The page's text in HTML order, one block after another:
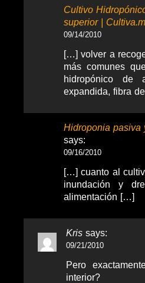
Cultivo
superior |
09/14/2010
[…] volver a
más comunes
hidropónico de
expandida, fibra
Hidroponia pasiva
says:
09/16/2010
[…] cuanto al
inundación y
alimentación […]
Kris says:
09/21/2010
Pero
interior?